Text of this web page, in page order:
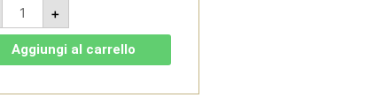
2023
-
DOC
Friuli
Colli
-
+
Aggiungi al carrello